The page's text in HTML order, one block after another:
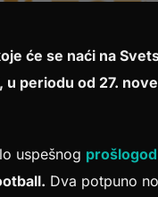
će se naći na
periodu od 27.
uspešnog
Dva potpuno